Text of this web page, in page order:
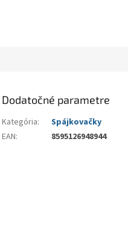
Dodatočné parametre
Kategória:
Spájkovačky
EAN: 8595126948944